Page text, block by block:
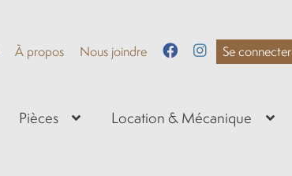
À propos Nous joindre Se connecter
Pièces Location & Mécanique